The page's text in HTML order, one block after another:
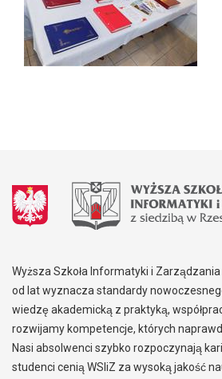
Wyższa Szkoła Informatyki i
od lat wyznacza standardy
wiedzę akademicką z praktyką,
rozwijamy kompetencje, których
Nasi absolwenci szybko rozpoczynają
studenci cenią WSIiZ za wysoką jakość